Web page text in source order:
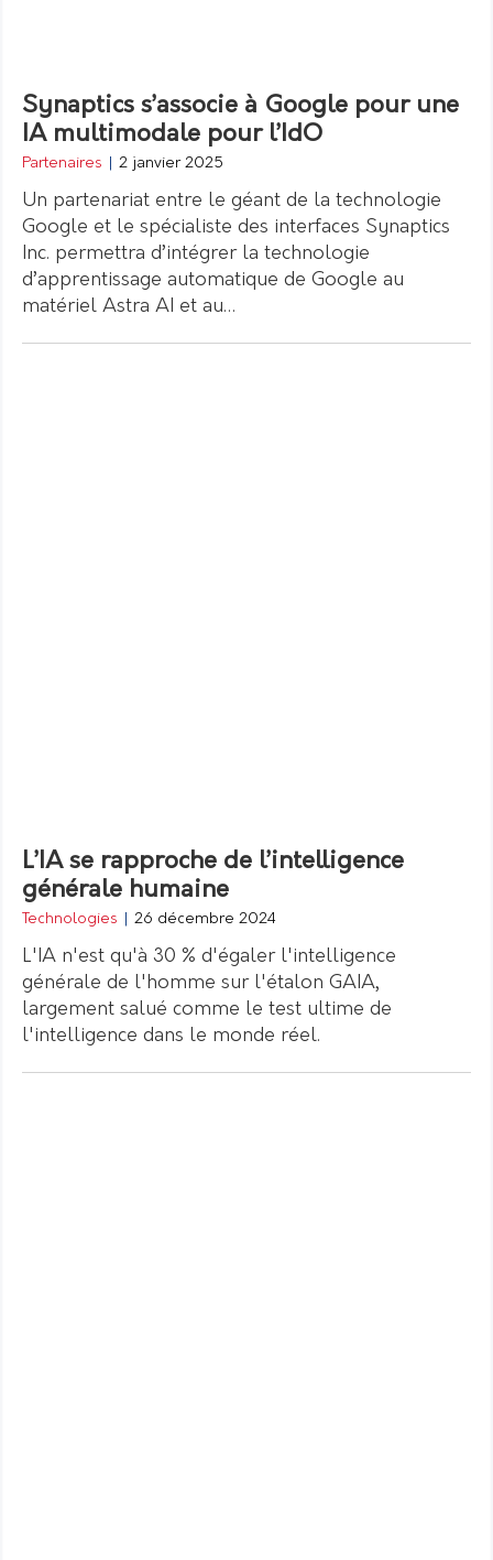
Synaptics s’associe à Google pour une
IA multimodale pour l’IdO
Partenaires 2 janvier 2025
Un partenariat entre le géant de la technologie
Google et le spécialiste des interfaces Synaptics
Inc. permettra d’intégrer la technologie
d’apprentissage automatique de Google au
matériel Astra AI et au…
L’IA se rapproche de l’intelligence
générale humaine
Technologies 26 décembre 2024
L'IA n'est qu'à 30 % d'égaler l'intelligence
générale de l'homme sur l'étalon GAIA,
largement salué comme le test ultime de
l'intelligence dans le monde réel.